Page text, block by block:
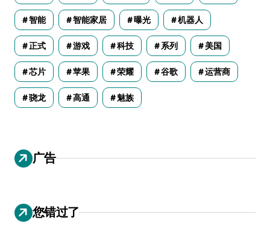
智能 智能家居 曝光 机器人
正式 游戏 科技 系列 美国
芯片 苹果 荣耀 谷歌 运营商
骁龙 高通 魅族
广告
您错过了